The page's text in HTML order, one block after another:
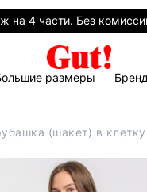
на 4 части. Без
размеры
(шакет) в клетку